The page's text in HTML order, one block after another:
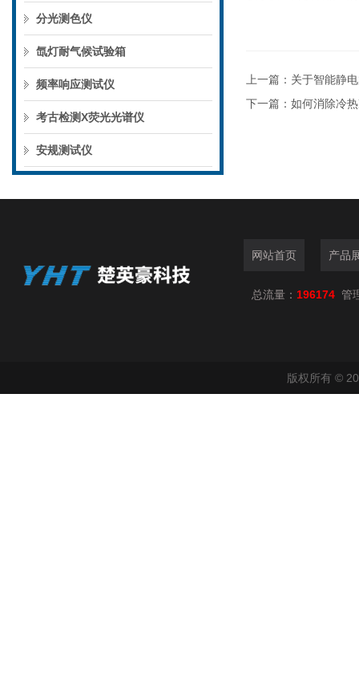
分光测色仪
氙灯耐气候试验箱
频率响应测试仪
考古检测X荧光光谱仪
安规测试仪
上一篇： 关于智能静
下一篇： 如何消除冷
网站首页 产品
总流量： 196174 管
版权所有 ©